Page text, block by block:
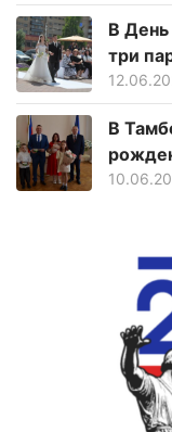
В
три
В